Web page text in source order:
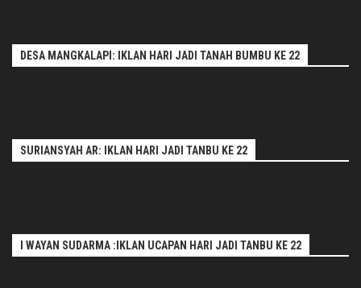
DESA MANGKALAPI: IKLAN HARI JADI TANAH BUMBU KE 22
SURIANSYAH AR: IKLAN HARI JADI TANBU KE 22
I WAYAN SUDARMA :IKLAN UCAPAN HARI JADI TANBU KE 22